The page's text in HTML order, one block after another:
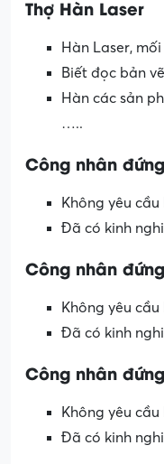
Thợ Hàn Laser
Hàn Laser,
Biết đọc bản vẽ
Hàn các sản
…..
Công nhân
Không yêu
Đã có kinh
Công nhân
Không yêu
Đã có kinh
Công nhân
Không yêu
Đã có kinh